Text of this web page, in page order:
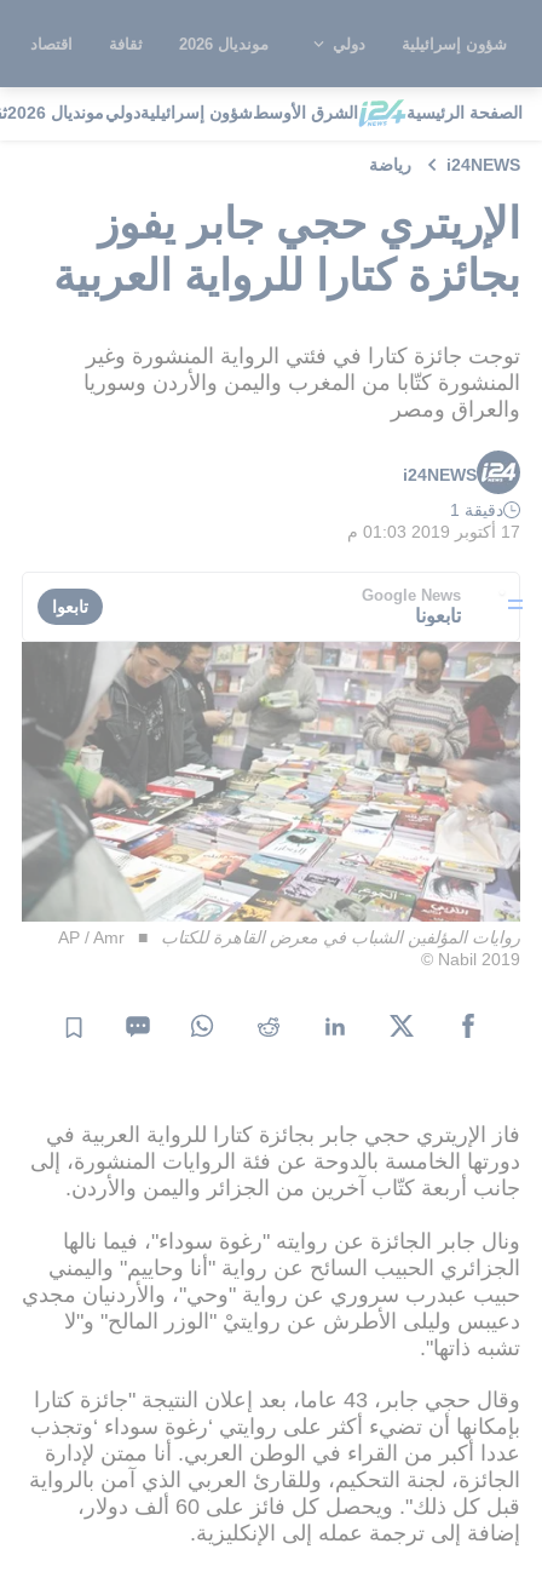
شؤون إسرائيلية دولي مونديال 2026 ثقافة اقتصاد
الصفحة الرئيسية الشرق الأوسطشؤون إسرائيليةدوليمونديال 2026
i24NEWS رياضة
الإريتري حجي جابر يفوز
بجائزة كتارا للرواية العربية
توجت جائزة كتارا في فئتي الرواية المنشورة وغير
المنشورة كتّابا من المغرب واليمن والأردن وسوريا
والعراق ومصر
i24NEWS
دقيقة 1
17 أكتوبر 2019 01:03 م
Google News
تابعونا تابعوا
روايات المؤلفين الشباب في معرض القاهرة للكتاب
AP / Amr
Nabil 2019 ©
فاز الإريتري حجي جابر بجائزة كتارا للرواية العربية في
دورتها الخامسة بالدوحة عن فئة الروايات المنشورة، إلى
جانب أربعة كتّاب آخرين من الجزائر واليمن والأردن.
ونال جابر الجائزة عن روايته "رغوة سوداء"، فيما نالها
الجزائري الحبيب السائح عن رواية "أنا وحاييم" واليمني
حبيب عبدرب سروري عن رواية "وحي"، والأردنيان مجدي
دعيبس وليلى الأطرش عن روايتيْ "الوزر المالح" و"لا
تشبه ذاتها".
وقال حجي جابر، 43 عاما، بعد إعلان النتيجة "جائزة كتارا
بإمكانها أن تضيء أكثر على روايتي ‘رغوة سوداء ‘وتجذب
عددا أكبر من القراء في الوطن العربي. أنا ممتن لإدارة
الجائزة، لجنة التحكيم، وللقارئ العربي الذي آمن بالرواية
قبل كل ذلك". ويحصل كل فائز على 60 ألف دولار،
إضافة إلى ترجمة عمله إلى الإنكليزية.